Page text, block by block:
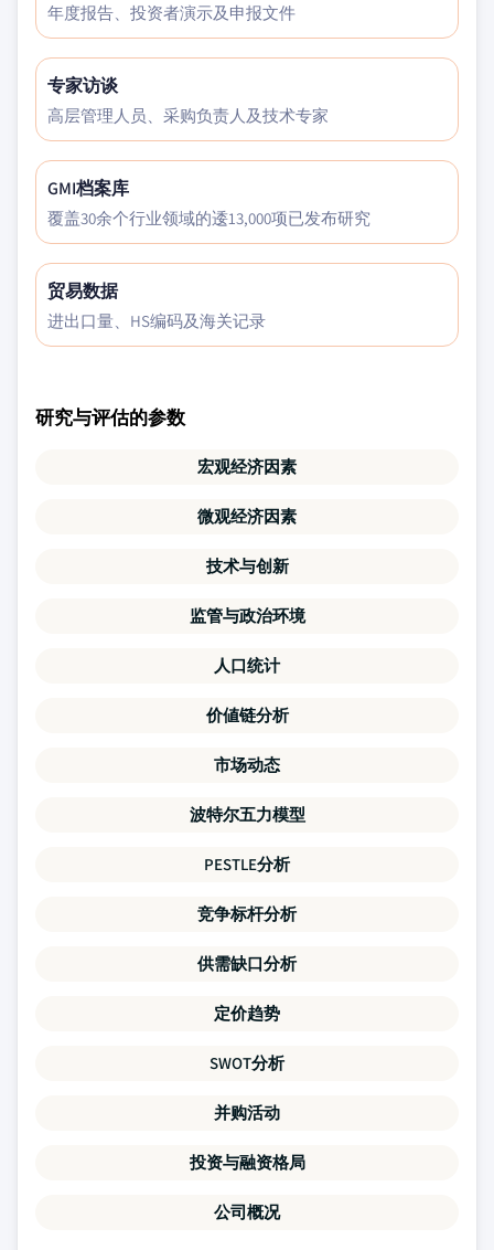
年度报告、投资者演示及申报文件
专家访谈
高层管理人员、采购负责人及技术专家
GMI档案库
覆盖30余个行业领域的逶13,000项已发布研究
贸易数据
进出口量、HS编码及海关记录
研究与评估的参数
宏观经济因素
微观经济因素
技术与创新
监管与政治环境
人口统计
价値链分析
市场动态
波特尔五力模型
PESTLE分析
竞争标杆分析
供需缺口分析
定价趋势
SWOT分析
并购活动
投资与融资格局
公司概况